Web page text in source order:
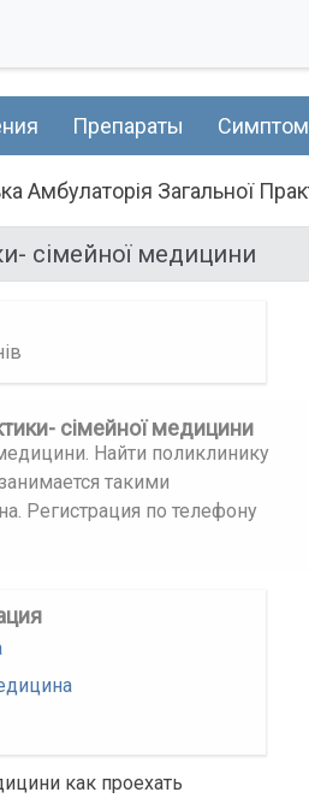
Препараты
Амбулаторія Загальної
сімейної медицини
сімейної медицини
Найти поликлинику
такими
Регистрация по телефону
как проехать